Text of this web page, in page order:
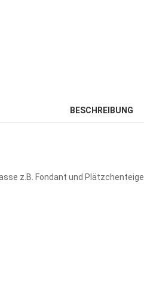
BESCHREIBUNG
z.B. Fondant und